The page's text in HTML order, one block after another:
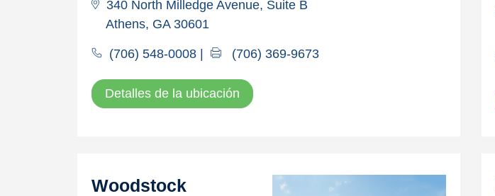
340 North Milledge Avenue, Suite B
Athens, GA 30601
(706) 548-0008 (706) 369-9673
Detalles de la ubicación
Woodstock